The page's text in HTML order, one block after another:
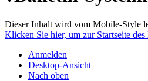
Dieser Inhalt wird vom Mobile-Style
Klicken Sie hier, um zur Startseite des
Anmelden
Desktop-Ansicht
Nach oben